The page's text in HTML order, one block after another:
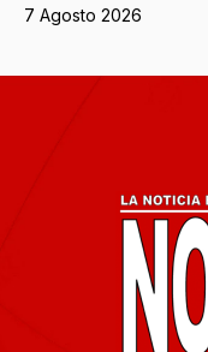
7 Agosto 2026